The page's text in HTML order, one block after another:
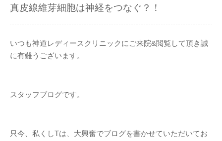
真皮線維芽細胞は神経をつなぐ？！
いつも神道レディースクリニックにご来院&閲覧して頂き誠
に有難うございます。
スタッフブログです。
只今、私くしTは、大興奮でブログを書かせていただいてお